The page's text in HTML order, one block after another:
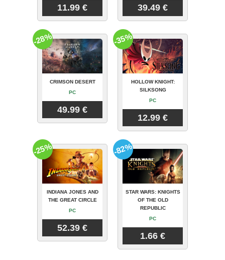
11.99 € 39.49 €
CRIMSON DESERT
PC
49.99 €
-28%
HOLLOW KNIGHT:
SILKSONG
PC
12.99 €
-35%
INDIANA JONES AND
THE GREAT CIRCLE
PC
52.39 €
-25%
STAR WARS: KNIGHTS
OF THE OLD
REPUBLIC
PC
1.66 €
-82%